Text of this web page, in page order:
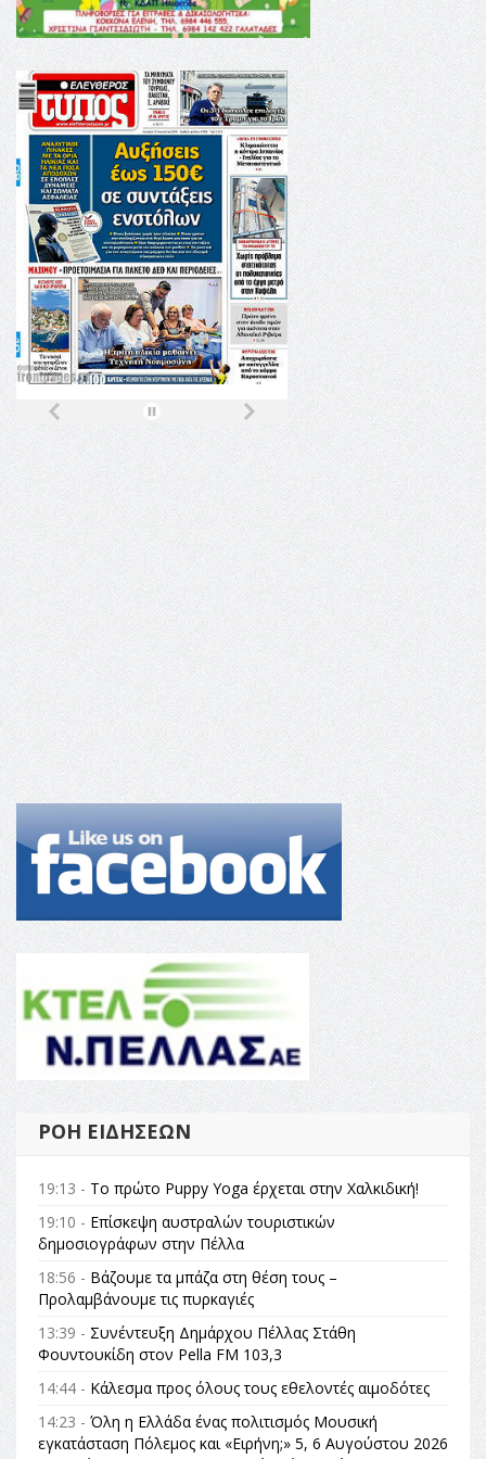
ΡΟΉ ΕΙΔΉΣΕΩΝ
19:13 - Το πρώτο Puppy Yoga έρχεται στην Χαλκιδική!
19:10 - Επίσκεψη αυστραλών τουριστικών
δημοσιογράφων στην Πέλλα
18:56 - Βάζουμε τα μπάζα στη θέση τους –
Προλαμβάνουμε τις πυρκαγιές
13:39 - Συνέντευξη Δημάρχου Πέλλας Στάθη
Φουντουκίδη στον Pella FM 103,3
14:44 - Κάλεσμα προς όλους τους εθελοντές αιμοδότες
14:23 - Όλη η Ελλάδα ένας πολιτισμός Μουσική
εγκατάσταση Πόλεμος και «Ειρήνη;» 5, 6 Αυγούστου 2026